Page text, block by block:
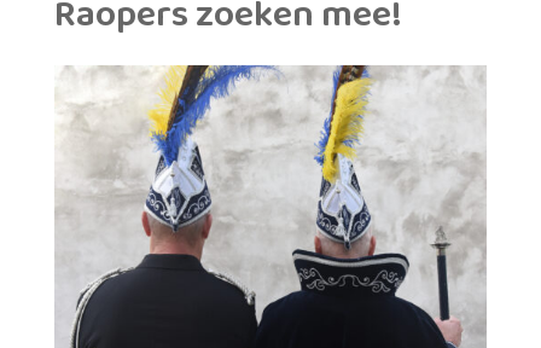
Raopers zoeken mee!